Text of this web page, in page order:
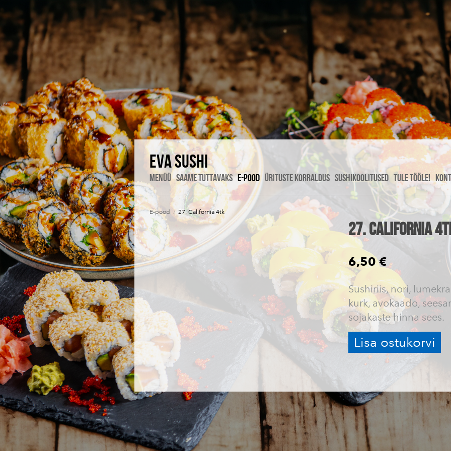
Eva Sushi
MENÜÜ SAAME TUTTAVAKS E-POOD ÜRITUSTE KORRALDUS SUSHIKOOLITUSED TULE TÖÖLE!
E-pood / 27. California 4tk
27. California
6,50 €
Sushiriis, nori,
kurk, avokaado,
sojakaste hinna sees.
Lisa ostukorvi